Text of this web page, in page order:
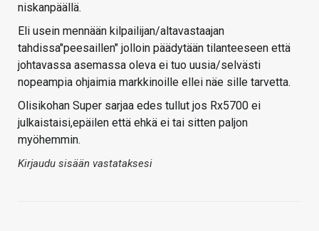
niskanpäällä.
Eli usein mennään kilpailijan/altavastaajan
tahdissa"peesaillen" jolloin päädytään tilanteeseen että
johtavassa asemassa oleva ei tuo uusia/selvästi
nopeampia ohjaimia markkinoille ellei näe sille tarvetta.
Olisikohan Super sarjaa edes tullut jos Rx5700 ei
julkaistaisi,epäilen että ehkä ei tai sitten paljon
myöhemmin.
Kirjaudu sisään vastataksesi